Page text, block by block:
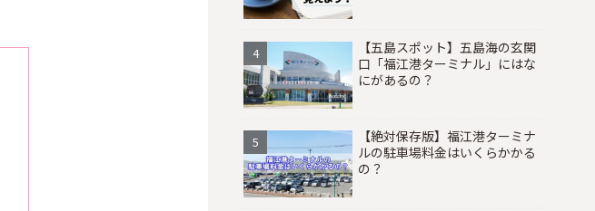
【五島スポット】五島海の玄関
口「福江港ターミナル」にはな
にがあるの？
【絶対保存版】福江港ターミナ
ルの駐車場料金はいくらかかる
の？